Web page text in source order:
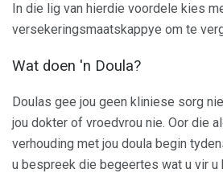
In die lig van hierdie voordele kies
versekeringsmaatskappye om te
Wat doen 'n Doula?
Doulas gee jou geen kliniese sorg
jou dokter of vroedvrou nie. Oor die
verhouding met jou doula begin
u bespreek die begeertes wat u vir u